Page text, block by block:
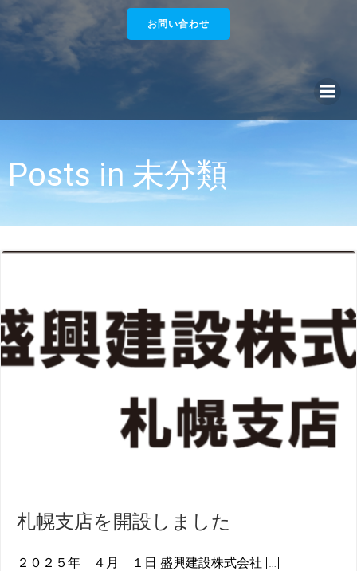
コ
ン
ス
ッ
プ
お問い合わせ
Posts in 未分類
札幌支店を開設しました
２０２５年 ４月 １日 盛興建設株式会社 […]